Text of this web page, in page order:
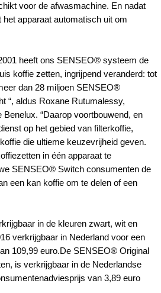
voor de afwasmachine. En nadat
apparaat automatisch uit om
heeft ons SENSEO® systeem de
koffie zetten, ingrijpend veranderd: tot
dan 28 miljoen SENSEO®
“, aldus Roxane Rutumalessy,
“Daarop voortbouwend, en
op het gebied van filterkoffie,
die ultieme keuzevrijheid geven.
in één apparaat te
SENSEO® Switch consumenten de
een kan koffie om te delen of een
in de kleuren zwart, wit en
verkrijgbaar in Nederland voor een
109,99 euro.De SENSEO® Original
is verkrijgbaar in de Nederlandse
van 3,89 euro